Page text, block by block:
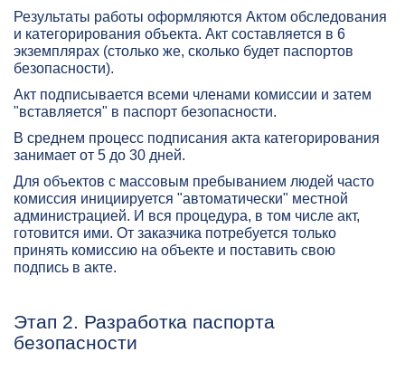
Результаты работы оформляются Актом обследования
и категорирования объекта. Акт составляется в 6
экземплярах (столько же, сколько будет паспортов
безопасности).
Акт подписывается всеми членами комиссии и затем
"вставляется" в паспорт безопасности.
В среднем процесс подписания акта категорирования
занимает от 5 до 30 дней.
Для объектов с массовым пребыванием людей часто
комиссия инициируется "автоматически" местной
администрацией. И вся процедура, в том числе акт,
готовится ими. От заказчика потребуется только
принять комиссию на объекте и поставить свою
подпись в акте.
Этап 2. Разработка паспорта
безопасности